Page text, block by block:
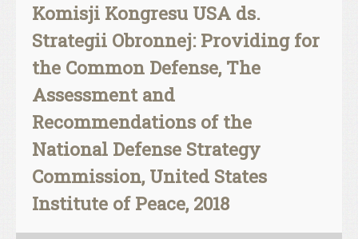
Komisji Kongresu USA ds.
Strategii Obronnej: Providing for
the Common Defense, The
Assessment and
Recommendations of the
National Defense Strategy
Commission, United States
Institute of Peace, 2018